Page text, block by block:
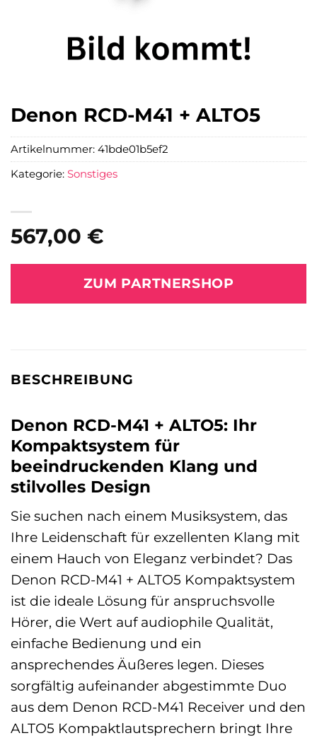
Denon RCD-M41 + ALTO5
567,00 €
ZUM PARTNERSHOP
Artikelnummer: 41bde01b5ef2
Kategorie: Sonstiges
BESCHREIBUNG
Denon RCD-M41 + ALTO5: Ihr
Kompaktsystem für
beeindruckenden Klang und
stilvolles Design
Sie suchen nach einem Musiksystem, das
Ihre Leidenschaft für exzellenten Klang mit
einem Hauch von Eleganz verbindet? Das
Denon RCD-M41 + ALTO5 Kompaktsystem
ist die ideale Lösung für anspruchsvolle
Hörer, die Wert auf audiophile Qualität,
einfache Bedienung und ein
ansprechendes Äußeres legen. Dieses
sorgfältig aufeinander abgestimmte Duo
aus dem Denon RCD-M41 Receiver und den
ALTO5 Kompaktlautsprechern bringt Ihre